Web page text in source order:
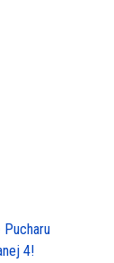
Pucharu
4!